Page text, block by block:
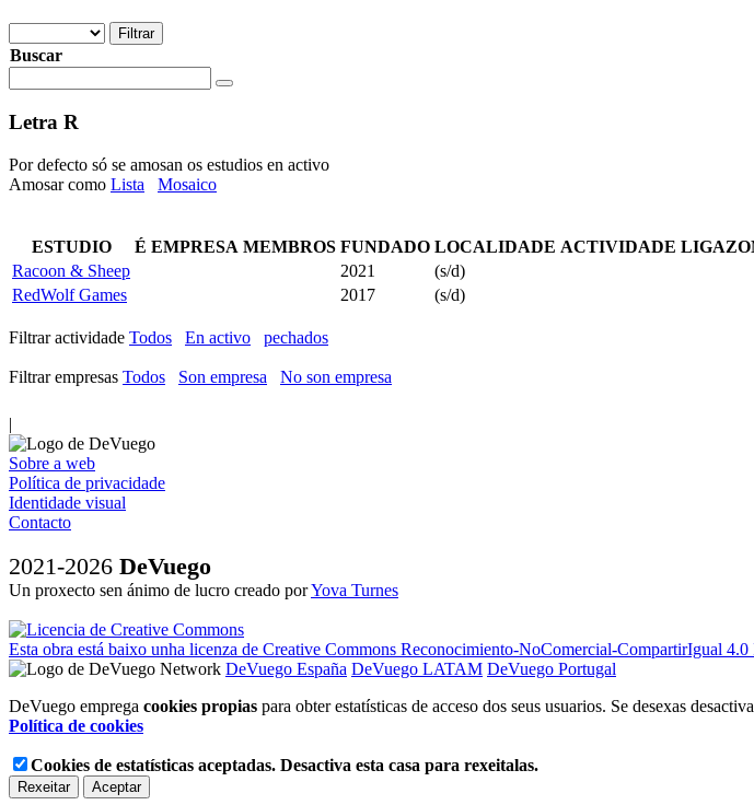
Buscar
Letra R
Por defecto só se amosan os estudios en activo
Amosar como Lista Mosaico
ESTUDIO É EMPRESA MEMBROS FUNDADO LOCALIDADE ACTIVIDADE
Racoon & Sheep
2021
(s/d)
RedWolf Games
2017 (s/d)
Filtrar actividade Todos En activo pechados
Filtrar empresas Todos Son empresa No son empresa
|
Sobre a web
Política de privacidade
Identidade visual
Contacto
2021-2026 DeVuego
Un proxecto sen ánimo de lucro creado porYova Turnes
Esta obra está baixo unha licenza de Creative Commons Reconocimiento-NoComercial-CompartirIgual 4.0
DeVuego España DeVuego LATAM DeVuego Portugal
DeVuego emprega cookies propias para obter estatísticas de acceso dos seus usuarios. Se desexas
Política de cookies
Cookies de estatísticas aceptadas. Desactiva esta casa para rexeitalas.
Rexeitar Aceptar